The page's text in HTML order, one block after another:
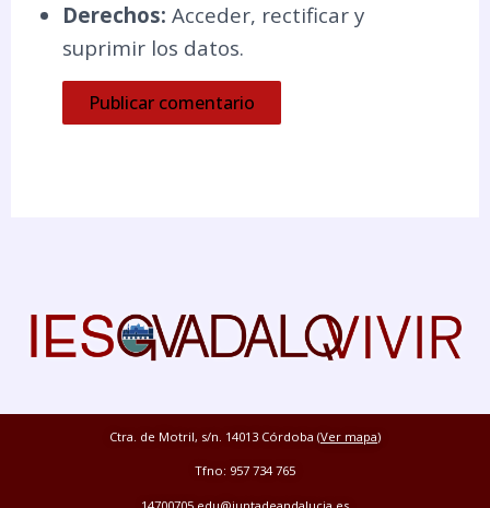
Derechos: Acceder, rectificar y
suprimir los datos.
Ctra. de Motril, s/n. 14013 Córdoba (Ver mapa)
Tfno: 957 734 765